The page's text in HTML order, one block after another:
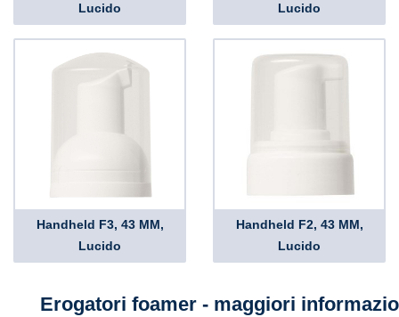
Lucido
Lucido
Handheld F3, 43 MM,
Lucido
Handheld F2, 43 MM,
Lucido
Erogatori foamer - maggiori